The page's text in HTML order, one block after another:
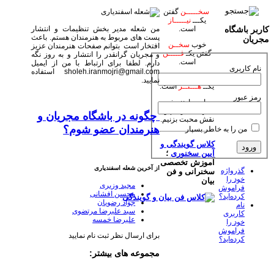
من شعله مدیر بخش تنظیمات و انتشار
پست های مربوط به هنرمندان هستم. باعث
افتخار است بتوانم صفحات هنرمندان عزیز
و مجریان گرانقدر را انتشار و به روز نگه
دارم. لطفا برای ارتباط با من از ایمیل
sholeh.iranmojri@gmail.com استفاده
نمایید.
چگونه در باشگاه مجریان و
هنرمندان عضو شوم؟
از آخرین شعله اسفندیاری
مجید وزیری
محسن افشانی
جواد رضویان
سید علیرضا مرتضوی
علیرضا خمسه
برای ارسال نظر ثبت نام نمایید
مجموعه های بیشتر:
سخـــــن گفتن
یکـــنیـــــاز
است.
خوب سخــن
گفتن یکـفـــــن
است.
یکــهـــنــراست.
بیاییم با هنر خود
نقش محبت بزنیم.
کلاس گویندگی و
آیین سخنوری ؛
آموزش تخصصی
سخنرانی و فن
بیان
کاربر باشگاه
مجریان
نام کاربری
رمز عبور
من را به خاطر بسپار
گذرواژه
خود را
فراموش
کرده‌اید؟
نام
کاربری
خود را
فراموش
کرده‌اید؟